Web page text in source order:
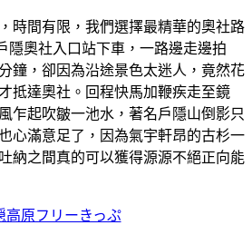
時間有限，我們選擇最精華的奧社路
隱奧社入口站下車，一路邊走邊拍
鐘，卻因為沿途景色太迷人，竟然花
抵達奧社。回程快馬加鞭疾走至鏡
乍起吹皺一池水，著名戶隱山倒影只
心滿意足了，因為氣宇軒昂的古杉一
納之間真的可以獲得源源不絕正向能
高原フリーきっぷ